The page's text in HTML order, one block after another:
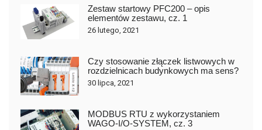
Zestaw startowy PFC200 – opis
elementów zestawu, cz. 1
26 lutego, 2021
Czy stosowanie złączek listwowych w
rozdzielnicach budynkowych ma sens?
30 lipca, 2021
MODBUS RTU z wykorzystaniem
WAGO-I/O-SYSTEM, cz. 3